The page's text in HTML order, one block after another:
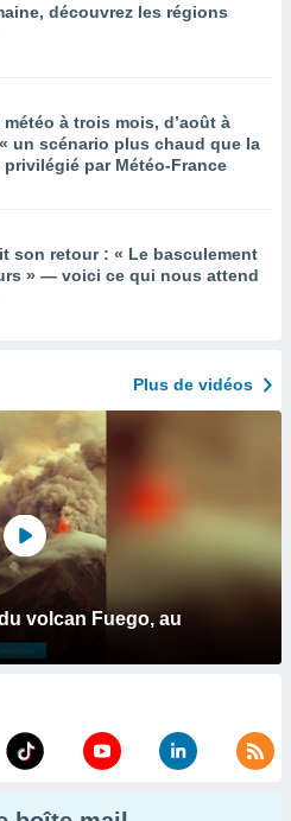
découvrez les régions
météo à trois mois, d’août à
un scénario plus chaud que la
privilégié par Météo-France
son retour : « Le basculement
» — voici ce qui nous attend
Plus de vidéos
volcan Fuego, au